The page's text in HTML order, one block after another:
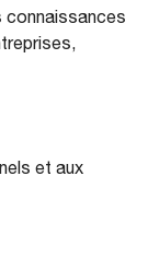
connaissances
et aux